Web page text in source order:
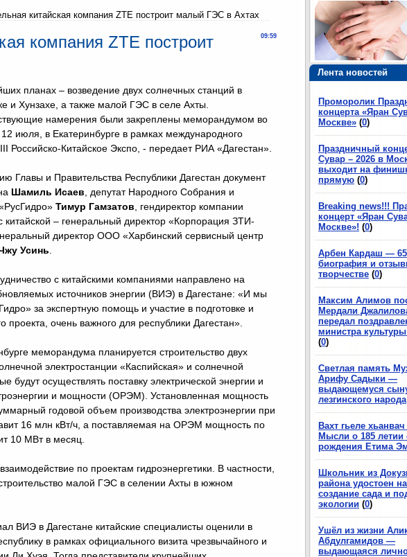
Лента новостей
Проморолик
концерта «Яран
Москве» (0)
Праздничный
Сувар – 2026 в
выходит на
прямую (0)
Breaking news!!!
концерт «Яран
Москве»! (0)
Арбен Кардаш — 65
биография и
творчестве (0)
Максим Алимов
Мердали
передал
министра культуры
(0)
Светлая память
Арифу Садыки —
выдающемуся
лезгинского народа
Вахт гьеле
Мысли о 185 летии
рождения Етима
Школьник из
района удостоен
создание сада и
экологии (0)
Ушёл из жизни
Абдулгамидов —
выдающаяся
китайская компания ZTE построит малый ГЭС в Ахтах
09:59
компания ZTE построит
планах – возведение двух солнечных станций в
и Хунзахе, а также малой ГЭС в селе Ахты.
намерения были закреплены меморандумом во
12 июля, в Екатеринбурге в рамках международного
Российско-Китайское Экспо, - передает РИА «Дагестан».
Главы и Правительства Республики Дагестан документ
Шамиль Исаев , депутат Народного Собрания и
Тимур Гамзатов , гендиректор компании
с китайской – генеральный директор «Корпорация ЗТИ-
директор ООО «Харбинский сервисный центр
Усинь
с китайскими компаниями направлено на
источников энергии (ВИЭ) в Дагестане: «И мы
за экспертную помощь и участие в подготовке и
проекта, очень важного для республики Дагестан».
меморандума планируется строительство двух
электростанции «Каспийская» и солнечной
будут осуществлять поставку электрической энергии и
и мощности (ОРЭМ). Установленная мощность
годовой объем производства электроэнергии при
16 млн кВт/ч, а поставляемая на ОРЭМ мощность по
10 МВт в месяц.
по проектам гидроэнергетики. В частности,
малой ГЭС в селении Ахты в южном
ВИЭ в Дагестане китайские специалисты оценили в
в рамках официального визита чрезвычайного и